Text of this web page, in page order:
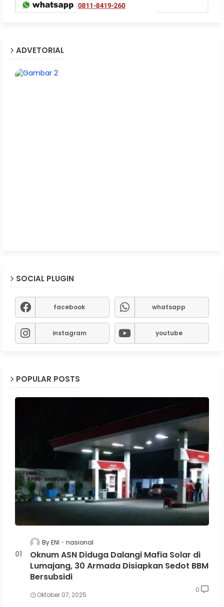
ADVETORIAL
SOCIAL PLUGIN
facebook whatsapp
instagram youtube
POPULAR POSTS
By ENI nasional
Oknum ASN Diduga Dalangi Mafia Solar di
Lumajang, 30 Armada Disiapkan Sedot BBM
Bersubsidi
Oktober 07, 2025
0